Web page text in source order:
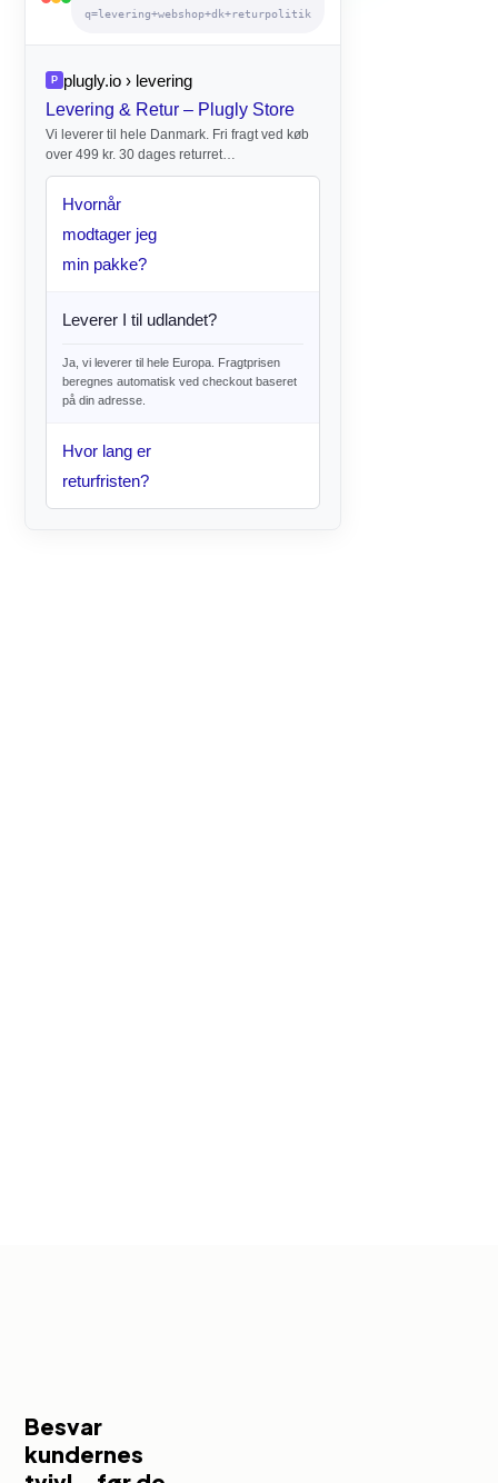
q=levering+webshop+dk+returpolitik
P plugly.io › levering
Levering & Retur – Plugly Store
Vi leverer til hele Danmark. Fri fragt ved køb
over 499 kr. 30 dages returret…
Hvornår
modtager jeg
min pakke?
Leverer I til udlandet?
Ja, vi leverer til hele Europa. Fragtprisen
beregnes automatisk ved checkout baseret
på din adresse.
Hvor lang er
returfristen?
Besvar
kundernes